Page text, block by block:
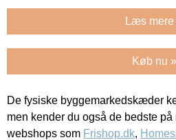
Læs mere
Køb nu »
De fysiske byggemarkedskæder
men kender du også de bedste på
webshops som Frishop.dk,